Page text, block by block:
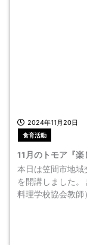
2024年11月20日
食育活動
11月のトモア『
本日は笠間市地域
を開講しました
料理学校協会教